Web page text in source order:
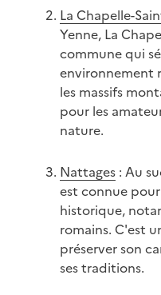
La Chapelle-
Yenne, La
commune qui
environnement
les massifs
pour les
nature.
Nattages: Au
est connue
historique,
romains. C'est
préserver son
ses traditions.